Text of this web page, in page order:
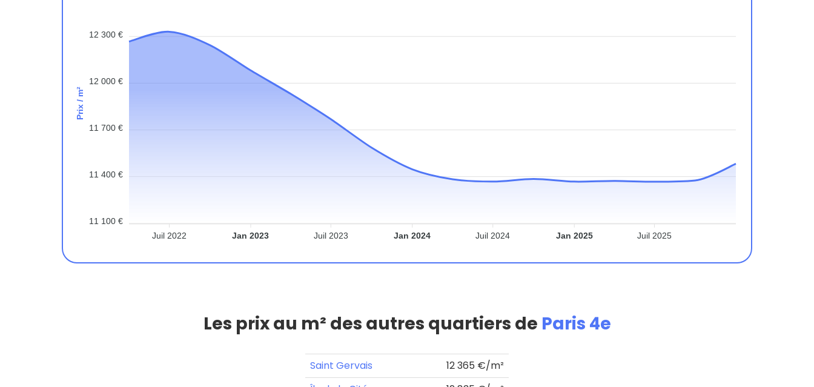
12 300 €
12 000 €
11 700 €
11 400 €
11 100 €
Prix / m²
Juil 2022 Jan 2023 Juil 2023 Jan 2024 Juil 2024 Jan 2025 Juil 2025
Les prix au m² des autres quartiers de Paris 4e
Saint Gervais
12 365 €/m²